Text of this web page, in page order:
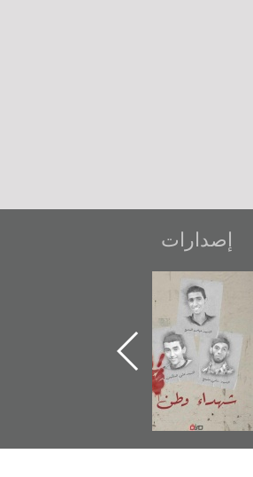
إصدارات
«جَوْ»: رواية
المعتقل جهاد